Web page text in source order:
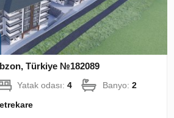
Türkiye №182089
Yatak odası:4 Banyo:2